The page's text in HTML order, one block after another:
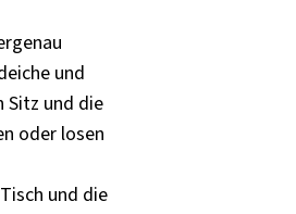
und
Sitz und die
oder losen
und die